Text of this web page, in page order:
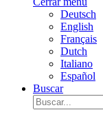
Deutsch
English
Français
Dutch
Italiano
Español
Buscar